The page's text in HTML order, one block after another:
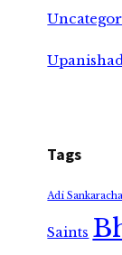
Tags
Adi
Saints